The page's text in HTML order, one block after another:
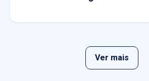
Ver mais